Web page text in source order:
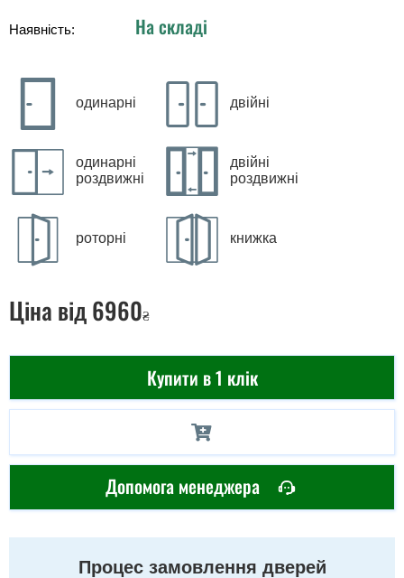
Наявність: На складі
одинарні двійні
одинарні
роздвижні
двійні
роздвижні
роторні книжка
Ціна від 6960₴
Купити в 1 клік
Допомога менеджера
Процес замовлення дверей